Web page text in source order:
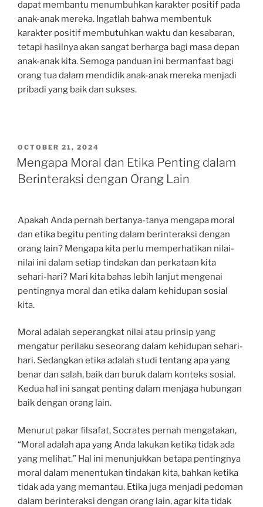
dapat membantu menumbuhkan karakter positif pada
anak-anak mereka. Ingatlah bahwa membentuk
karakter positif membutuhkan waktu dan kesabaran,
tetapi hasilnya akan sangat berharga bagi masa depan
anak-anak kita. Semoga panduan ini bermanfaat bagi
orang tua dalam mendidik anak-anak mereka menjadi
pribadi yang baik dan sukses.
POSTED
ON
OCTOBER 21, 2024
Mengapa Moral dan Etika Penting dalam
Berinteraksi dengan Orang Lain
Apakah Anda pernah bertanya-tanya mengapa moral
dan etika begitu penting dalam berinteraksi dengan
orang lain? Mengapa kita perlu memperhatikan nilai-
nilai ini dalam setiap tindakan dan perkataan kita
sehari-hari? Mari kita bahas lebih lanjut mengenai
pentingnya moral dan etika dalam kehidupan sosial
kita.
Moral adalah seperangkat nilai atau prinsip yang
mengatur perilaku seseorang dalam kehidupan sehari-
hari. Sedangkan etika adalah studi tentang apa yang
benar dan salah, baik dan buruk dalam konteks sosial.
Kedua hal ini sangat penting dalam menjaga hubungan
baik dengan orang lain.
Menurut pakar filsafat, Socrates pernah mengatakan,
“Moral adalah apa yang Anda lakukan ketika tidak ada
yang melihat.” Hal ini menunjukkan betapa pentingnya
moral dalam menentukan tindakan kita, bahkan ketika
tidak ada yang memantau. Etika juga menjadi pedoman
dalam berinteraksi dengan orang lain, agar kita tidak